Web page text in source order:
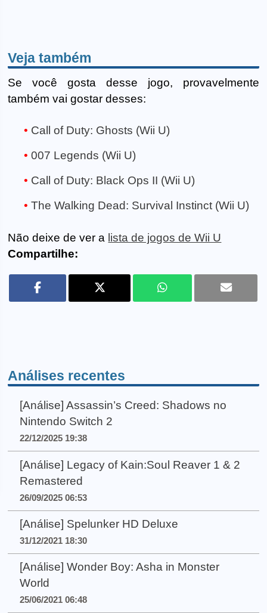
Veja também
Se você gosta desse jogo, provavelmente
também vai gostar desses:
Call of Duty: Ghosts (Wii U)
007 Legends (Wii U)
Call of Duty: Black Ops II (Wii U)
The Walking Dead: Survival Instinct (Wii U)
Não deixe de ver a lista de jogos de Wii U
Compartilhe:
Análises recentes
[Análise] Assassin’s Creed: Shadows no
Nintendo Switch 2
22/12/2025 19:38
[Análise] Legacy of Kain:Soul Reaver 1 & 2
Remastered
26/09/2025 06:53
[Análise] Spelunker HD Deluxe
31/12/2021 18:30
[Análise] Wonder Boy: Asha in Monster
World
25/06/2021 06:48